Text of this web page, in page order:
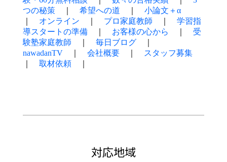
つの秘策｜ 希望への道
小論文＋α
オンライン プロ家庭教師
学習指
導スタートの準備｜ お客様の心から
受
験塾家庭教師
毎日ブログ｜
nawadanTV
会社概要｜
スタッフ募集
取材依頼｜
対応地域